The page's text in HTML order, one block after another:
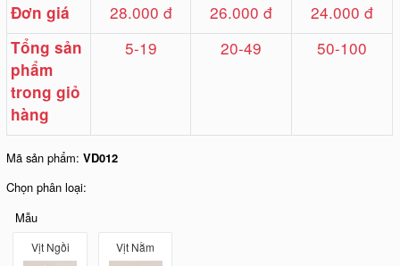
Đơn giá 28.000 đ 26.000 đ 24.000 đ
Tổng sản
phẩm
trong giỏ
hàng
5-19 20-49 50-100
Mã sản phẩm:VD012
Chọn phân loại:
Mẫu
Vịt Ngồi Vịt Nằm